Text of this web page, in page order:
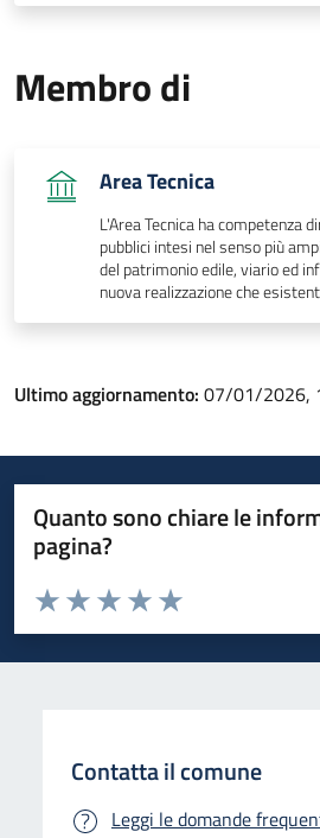
Membro di
Area Tecnica
L'Area Tecnica ha competenza
pubblici intesi nel senso più
del patrimonio edile, viario ed
nuova realizzazione che
Ultimo aggiornamento: 07/01/2026,
Quanto sono chiare le
pagina?
Valuta da 1 a 5 stelle la pagina
Valuta 5 stelle su 5
Valuta 4 stelle su 5
Valuta 3 stelle su 5
Valuta 2 stelle su 5
Valuta 1 stelle su 5
Contatta il comune
Leggi le domande